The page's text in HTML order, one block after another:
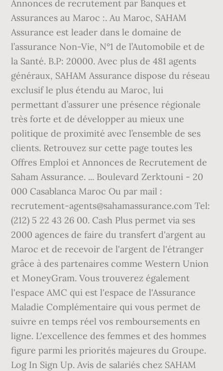
Annonces de recrutement par Banques et
Assurances au Maroc :. Au Maroc, SAHAM
Assurance est leader dans le domaine de
l’assurance Non-Vie, N°1 de l’Automobile et de
la Santé. B.P: 20000. Avec plus de 481 agents
généraux, SAHAM Assurance dispose du réseau
exclusif le plus étendu au Maroc, lui
permettant d’assurer une présence régionale
très forte et de développer au mieux une
politique de proximité avec l’ensemble de ses
clients. Retrouvez sur cette page toutes les
Offres Emploi et Annonces de Recrutement de
Saham Assurance. ... Boulevard Zerktouni - 20
000 Casablanca Maroc Ou par mail :
recrutement-agents@sahamassurance.com Tel:
(212) 5 22 43 26 00. Cash Plus permet via ses
2000 agences de faire du transfert d'argent au
Maroc et de recevoir de l'argent de l'étranger
grâce à des partenaires comme Western Union
et MoneyGram. Vous trouverez également
l'espace AMC qui est l'espace de l'Assurance
Maladie Complémentaire qui vous permet de
suivre en temps réel vos remboursements en
ligne. L'excellence des femmes et des hommes
figure parmi les priorités majeures du Groupe.
Log In Sign Up. Avis de salariés chez SAHAM